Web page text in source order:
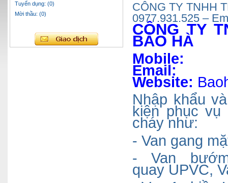
Tuyển dụng: (0)
Mời thầu: (0)
CÔNG TY TNHH
0977.931.525 –
CÔNG TY
BẢO HÀ
Website:
Nhập khẩu
kiện phục
cháy như:
- Van gang
- Van
quay UPVC,